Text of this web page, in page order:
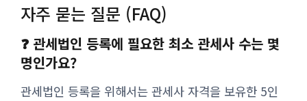
자주 묻는 질문 (FAQ)
❓ 관세법인 등록에 필요한 최소 관세사 수는 몇
명인가요?
관세법인 등록을 위해서는 관세사 자격을 보유한 5인